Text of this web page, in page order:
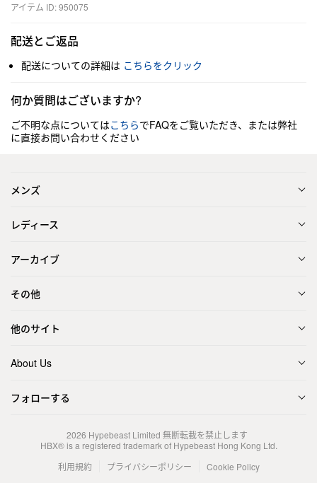
アイテム ID: 950075
配送とご返品
配送についての詳細は こちらをクリック
何か質問はございますか?
ご不明な点についてはこちらでFAQをご覧いただき、または弊社
に直接お問い合わせください
メンズ
レディース
アーカイブ
その他
他のサイト
About Us
フォローする
2026 Hypebeast Limited 無断転載を禁止します
HBX® is a registered trademark of Hypebeast Hong Kong Ltd.
利用規約
プライバシーポリシー
Cookie Policy